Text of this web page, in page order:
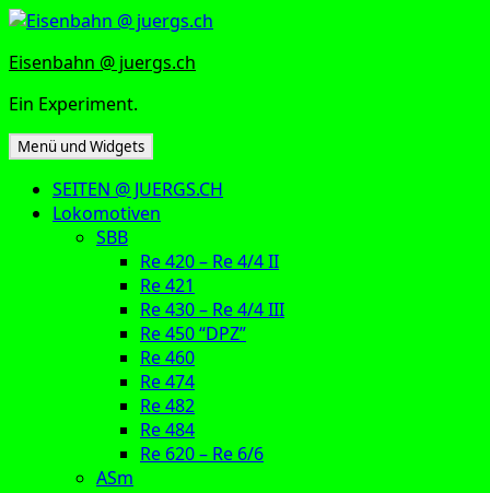
Zum
springen
Eisenbahn @ juergs.ch
Ein Experiment.
Menü und Widgets
SEITEN @ JUERGS.CH
Lokomotiven
SBB
Re 420 – Re 4/4 II
Re 421
Re 430 – Re 4/4 III
Re 450 “DPZ”
Re 460
Re 474
Re 482
Re 484
Re 620 – Re 6/6
ASm